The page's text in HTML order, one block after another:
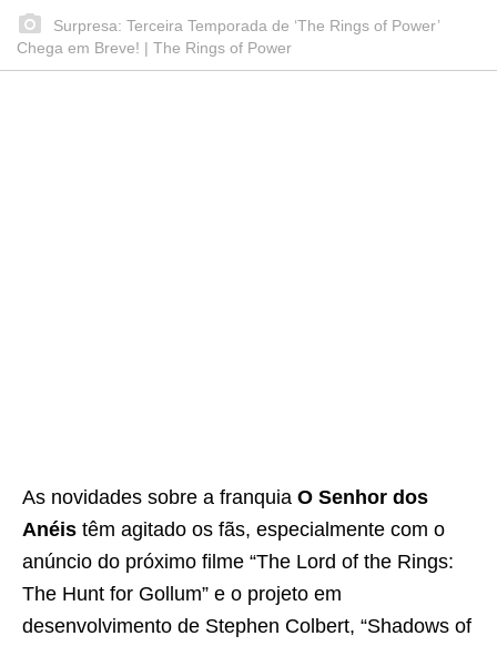
Surpresa: Terceira Temporada de ‘The Rings of Power’
Chega em Breve! | The Rings of Power
As novidades sobre a franquia O Senhor dos
Anéis têm agitado os fãs, especialmente com o
anúncio do próximo filme “The Lord of the Rings:
The Hunt for Gollum” e o projeto em
desenvolvimento de Stephen Colbert, “Shadows of